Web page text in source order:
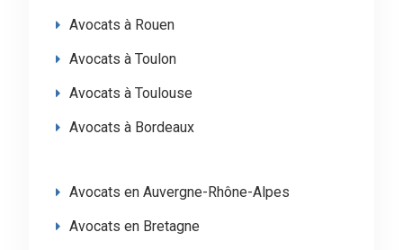
Avocats à Rouen
Avocats à Toulon
Avocats à Toulouse
Avocats à Bordeaux
Avocats en Auvergne-Rhône-Alpes
Avocats en Bretagne